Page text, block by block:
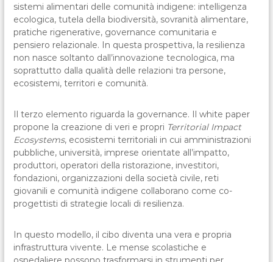
sistemi alimentari delle comunità indigene: intelligenza
ecologica, tutela della biodiversità, sovranità alimentare,
pratiche rigenerative, governance comunitaria e
pensiero relazionale. In questa prospettiva, la resilienza
non nasce soltanto dall’innovazione tecnologica, ma
soprattutto dalla qualità delle relazioni tra persone,
ecosistemi, territori e comunità.
Il terzo elemento riguarda la governance. Il white paper
propone la creazione di veri e propri Territorial Impact
Ecosystems, ecosistemi territoriali in cui amministrazioni
pubbliche, università, imprese orientate all’impatto,
produttori, operatori della ristorazione, investitori,
fondazioni, organizzazioni della società civile, reti
giovanili e comunità indigene collaborano come co-
progettisti di strategie locali di resilienza.
In questo modello, il cibo diventa una vera e propria
infrastruttura vivente. Le mense scolastiche e